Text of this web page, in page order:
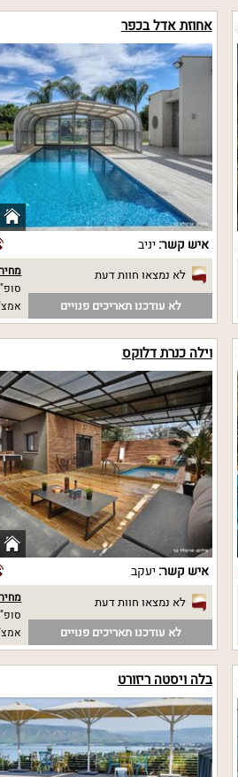
אחוזת אדל בכפר
איש קשר:יניב
לא נמצאו חוות דעת
לא עודכנו תאריכים פנויים
וילה כנרת דלוקס
איש קשר:יעקב
לא נמצאו חוות דעת
לא עודכנו תאריכים פנויים
בלה ויסטה ריזורט